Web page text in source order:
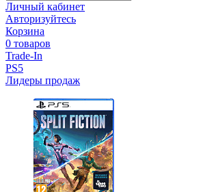
Личный кабинет
Авторизуйтесь
Корзина
0 товаров
Trade-In
PS5
Лидеры продаж